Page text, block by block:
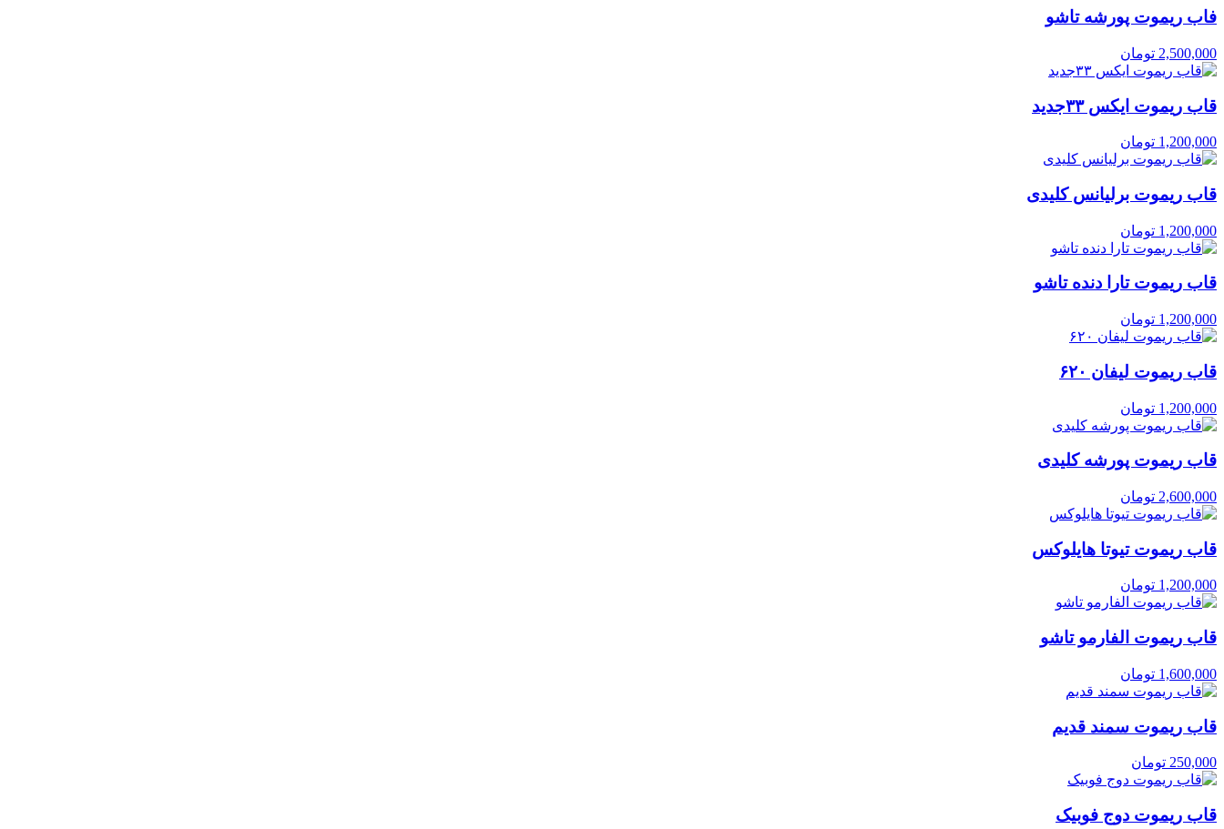
فاب ریموت پورشه تاشو
2,500,000 تومان
قاب ریموت ایکس ۳۳جدید
1,200,000 تومان
قاب ریموت برلیانس کلیدی
1,200,000 تومان
قاب ریموت تارا دنده تاشو
1,200,000 تومان
قاب ریموت لیفان ۶۲۰
1,200,000 تومان
قاب ریموت پورشه کلیدی
2,600,000 تومان
قاب ریموت تیوتا هایلوکس
1,200,000 تومان
قاب ریموت الفارمو تاشو
1,600,000 تومان
قاب ریموت سمند قدیم
250,000 تومان
قاب ریموت دوج فوبیک